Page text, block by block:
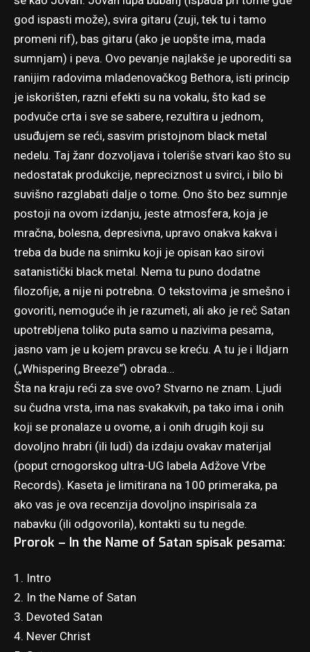
god ispasti može), svira gitaru (zuji, tek tu i tamo
promeni rif), bas gitaru (ako je uopšte ima, mada
sumnjam) i peva. Ovo pevanje najlakše je uporediti sa
ranijim radovima mladenovačkog Bethora, isti princip
je iskorišten, razni efekti su na vokalu, što kad se
podvuče crta i sve se sabere, rezultira u jednom,
usuđujem se reći, sasvim pristojnom black metal
nedelu. Taj žanr dozvoljava i toleriše stvari kao što su
nedostatak produkcije, nepreciznost u svirci, i bilo bi
suvišno razglabati dalje o tome. Ono što bez sumnje
postoji na ovom izdanju, jeste atmosfera, koja je
mračna, bolesna, depresivna, upravo onakva kakva i
treba da bude na snimku koji je opisan kao sirovi
satanistički black metal. Nema tu puno dodatne
filozofije, a nije ni potrebna. O tekstovima je smešno i
govoriti, nemoguće ih je razumeti, ali ako je reč Satan
upotrebljena toliko puta samo u nazivima pesama,
jasno vam je u kojem pravcu se kreću. A tu je i Ildjarn
(„Whispering Breeze“) obrada…
Šta na kraju reći za sve ovo? Stvarno ne znam. Ljudi
su čudna vrsta, ima nas svakakvih, pa tako ima i onih
koji se pronalaze u ovome, a i onih drugih koji su
dovoljno hrabri (ili ludi) da izdaju ovakav materijal
(poput crnogorskog ultra-UG labela Adžove Vrbe
Records). Kaseta je limitirana na 100 primeraka, pa
ako vas je ova recenzija dovoljno inspirisala za
nabavku (ili odgovorila), kontakti su tu negde.
Prorok – In the Name of Satan spisak pesama:
1. Intro
2. In the Name of Satan
3. Devoted Satan
4. Never Christ